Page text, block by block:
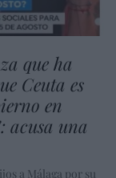
que ha
Ceuta es
en
acusa una
a Málaga por su